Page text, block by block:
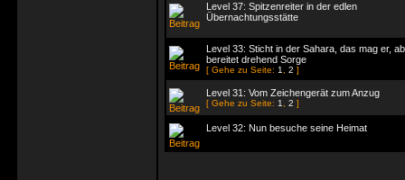
Level 37: Spitzenreiter in der edlen
Übernachtungsstätte
Level 33: Sticht in der Sahara, das mag er,
bereitet drehend Sorge
[ Gehe zu Seite: 1 2 ]
Level 31: Vom Zeichengerät zum Anzug
[ Gehe zu Seite: 1 2 ]
Level 32: Nun besuche seine Heimat